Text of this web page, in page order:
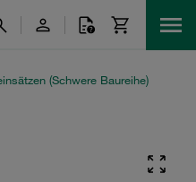
(Schwere Baureihe)